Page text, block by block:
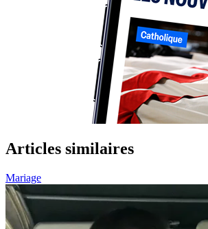
Articles similaires
Mariage